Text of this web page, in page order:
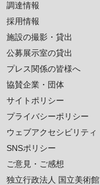
調達情報
採用情報
施設の撮影・貸出
公募展示室の貸出
プレス関係の皆様へ
協賛企業・団体
サイトポリシー
プライバシーポリシー
ウェブアクセシビリティ
SNSポリシー
ご意見・ご感想
独立行政法人 国立美術館